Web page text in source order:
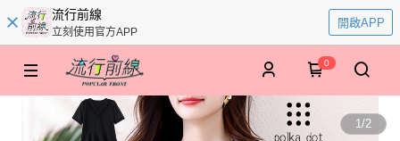
流行前線
立刻使用官方APP
開啟APP
0
1/2